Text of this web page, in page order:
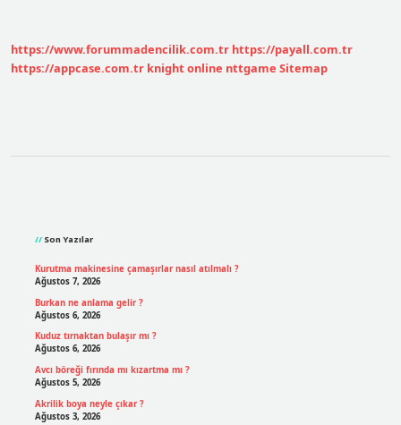
https://www.forummadencilik.com.tr https://payall.com.tr
https://appcase.com.tr knight online nttgame Sitemap
Son Yazılar
Kurutma makinesine çamaşırlar nasıl atılmalı ?
Ağustos 7, 2026
Burkan ne anlama gelir ?
Ağustos 6, 2026
Kuduz tırnaktan bulaşır mı ?
Ağustos 6, 2026
Avcı böreği fırında mı kızartma mı ?
Ağustos 5, 2026
Akrilik boya neyle çıkar ?
Ağustos 3, 2026